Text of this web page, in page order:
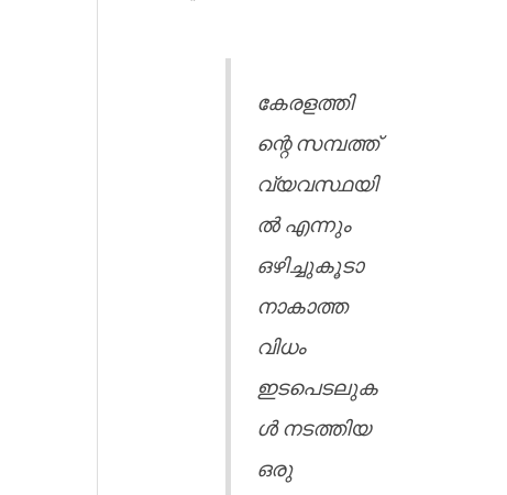
കേരളത്തി
ന്റെ സമ്പത്ത്
വ്യവസ്ഥയി
ൽ എന്നും
ഒഴിച്ചുകൂടാ
നാകാത്ത
വിധം
ഇടപെടലുക
ൾ നടത്തിയ
ഒരു